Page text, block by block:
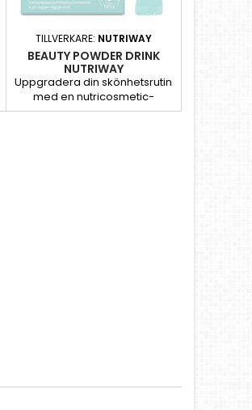
TILLVERKARE: NUTRIWAY
BEAUTY POWDER DRINK
NUTRIWAY
Uppgradera din skönhetsrutin
med en nutricosmetic-
produkt från Nutriway™ för att